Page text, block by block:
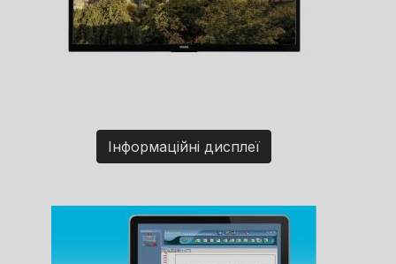
Інформаційні дисплеї